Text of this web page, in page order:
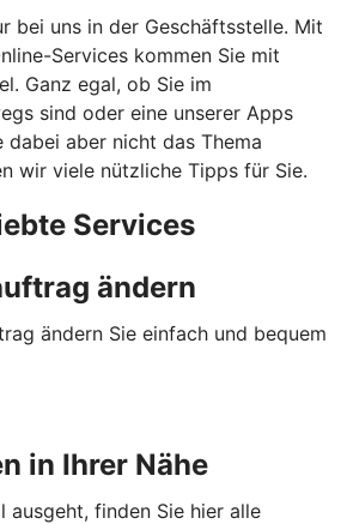
bei uns in der Geschäftsstelle. Mit
Services kommen Sie mit
Ganz egal, ob Sie im
sind oder eine unserer Apps
dabei aber nicht das Thema
wir viele nützliche Tipps für Sie.
Services
ändern
ändern Sie einfach und bequem
in Ihrer Nähe
ausgeht, finden Sie hier alle